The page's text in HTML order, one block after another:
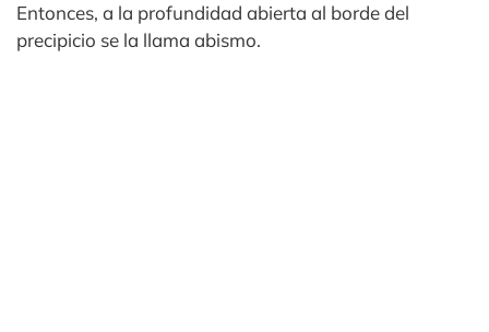
Entonces, a la profundidad abierta al borde del
precipicio se la llama abismo.